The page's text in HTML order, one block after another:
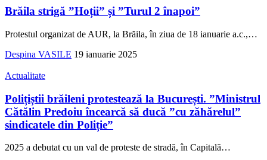
Brăila strigă ”Hoții” și ”Turul 2 înapoi”
Protestul organizat de AUR, la Brăila, în ziua de 18 ianuarie a.c.,…
Despina VASILE 19 ianuarie 2025
Actualitate
Polițiștii brăileni protestează la București. ”Ministrul
Cătălin Predoiu încearcă să ducă ”cu zăhărelul”
sindicatele din Poliție”
2025 a debutat cu un val de proteste de stradă, în Capitală…